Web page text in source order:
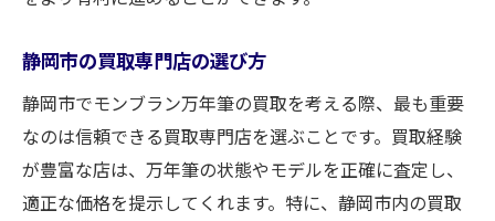
静岡市の買取専門店の選び方
静岡市でモンブラン万年筆の買取を考える際、最も重要
なのは信頼できる買取専門店を選ぶことです。買取経験
が豊富な店は、万年筆の状態やモデルを正確に査定し、
適正な価格を提示してくれます。特に、静岡市内の買取